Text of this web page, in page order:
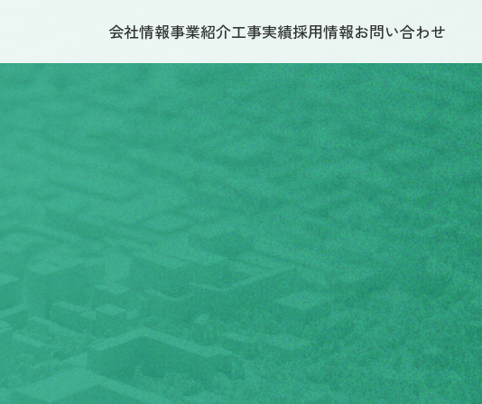
会社情報事業紹介工事実績採用情報お問い合わせ